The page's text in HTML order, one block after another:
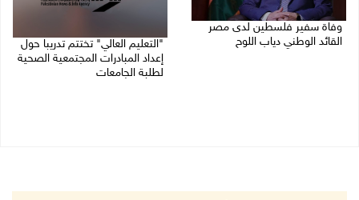
وفاة سفير فلسطين لدى مصر
القائد الوطني دياب اللوح
"التعليم العالي" تختتم تدريبا حول
إعداد المبادرات المجتمعية الصحية
لطلبة الجامعات